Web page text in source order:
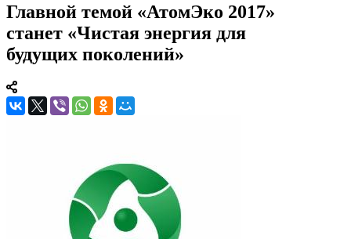
Главной темой «АтомЭко 2017»
станет «Чистая энергия для
будущих поколений»